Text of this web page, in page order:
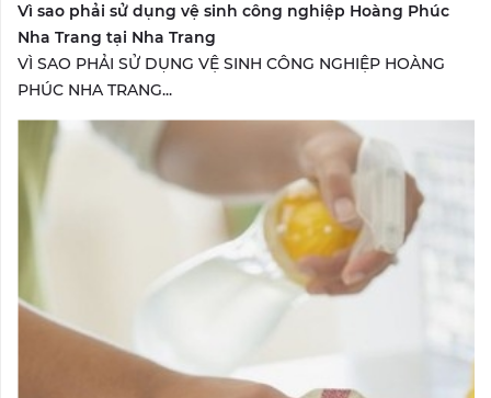
Vì sao phải sử dụng vệ sinh công nghiệp Hoàng Phúc
Nha Trang tại Nha Trang
VÌ SAO PHẢI SỬ DỤNG VỆ SINH CÔNG NGHIỆP HOÀNG
PHÚC NHA TRANG...